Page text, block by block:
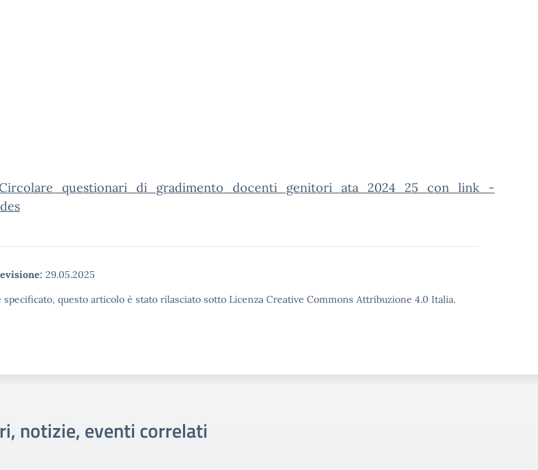
29.05.2025
questo articolo è stato rilasciato sotto Licenza Creative Commons Attribuzione 4.0 Italia.
notizie, eventi correlati